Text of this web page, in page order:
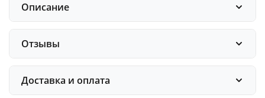
Описание
Отзывы
Доставка и оплата